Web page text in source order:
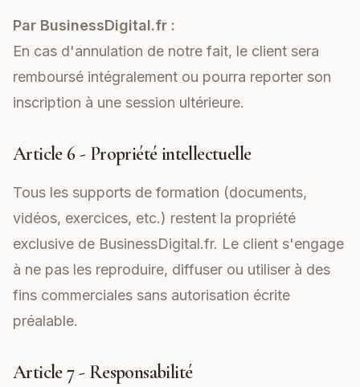
Par BusinessDigital.fr :
En cas d'annulation de notre fait, le client sera
remboursé intégralement ou pourra reporter son
inscription à une session ultérieure.
Article 6 - Propriété intellectuelle
Tous les supports de formation (documents,
vidéos, exercices, etc.) restent la propriété
exclusive de BusinessDigital.fr. Le client s'engage
à ne pas les reproduire, diffuser ou utiliser à des
fins commerciales sans autorisation écrite
préalable.
Article 7 - Responsabilité